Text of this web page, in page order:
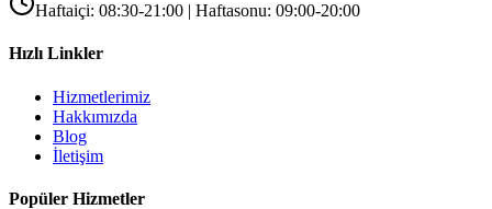
Haftaiçi: 08:30-21:00 | Haftasonu: 09:00-20:00
Hızlı Linkler
Hizmetlerimiz
Hakkımızda
Blog
İletişim
Popüler Hizmetler